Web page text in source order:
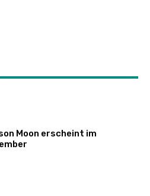
Moon erscheint im